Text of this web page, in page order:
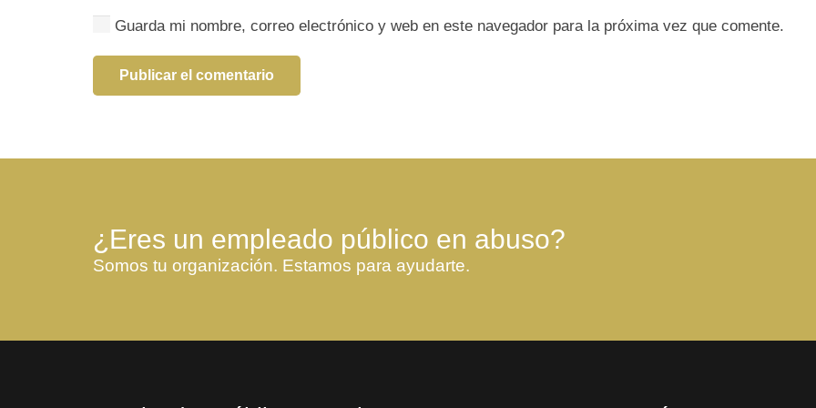
Guarda mi nombre, correo electrónico y web en este navegador para la próxima vez que comente.
Publicar el comentario
¿Eres un empleado público en abuso?
Somos tu organización. Estamos para ayudarte.